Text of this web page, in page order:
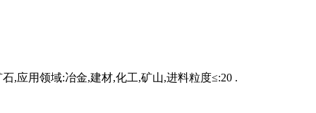
,应用领域:冶金,建材,化工,矿山,进料粒度≤:20 .